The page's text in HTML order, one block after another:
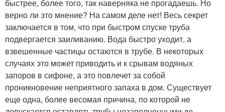
быстрее, более того, так наверняка не прогадаешь. Но
верно ли это мнение? На самом деле нет! Весь секрет
заключается в том, что при быстром спуске труба
подвергается заиливанию. Вода быстро уходит, а
взвешенные частицы остаются в трубе. В некоторых
случаях это может приводить и к срывам водяных
запоров в сифоне, а это повлечет за собой
проникновение неприятного запаха в дом. Существует
еще одна, более весомая причина, по которой не